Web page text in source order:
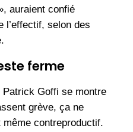
auraient confié
l’effectif, selon des
ferme
Patrick Goffi se montre
grève, ça ne
même contreproductif.